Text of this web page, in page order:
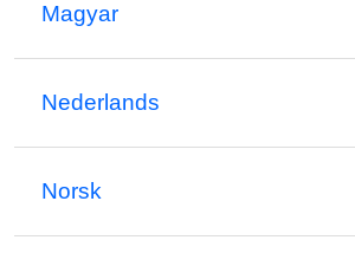
Magyar
Nederlands
Norsk